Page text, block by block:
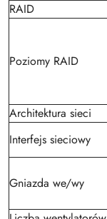
RAID
Poziomy RAID
Architektura sieci
Interfejs sieciowy
Gniazda we/wy